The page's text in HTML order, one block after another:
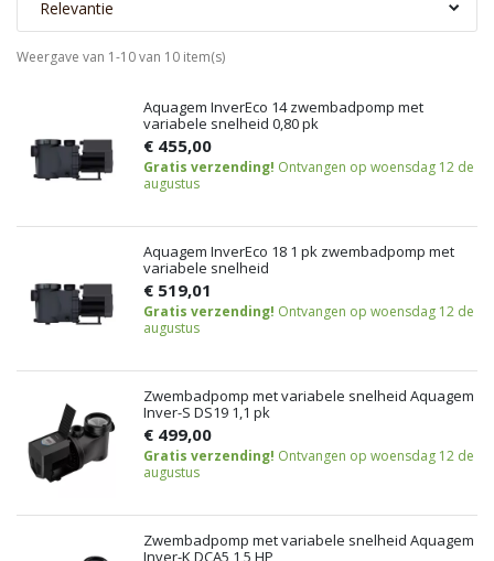
Relevantie
Weergave van 1-10 van 10 item(s)
Aquagem InverEco 14 zwembadpomp met
variabele snelheid 0,80 pk
€ 455,00
Gratis verzending! Ontvangen op woensdag 12 de
augustus
Aquagem InverEco 18 1 pk zwembadpomp met
variabele snelheid
€ 519,01
Gratis verzending! Ontvangen op woensdag 12 de
augustus
Zwembadpomp met variabele snelheid Aquagem
Inver-S DS19 1,1 pk
€ 499,00
Gratis verzending! Ontvangen op woensdag 12 de
augustus
Zwembadpomp met variabele snelheid Aquagem
Inver-K DCA5 1,5 HP